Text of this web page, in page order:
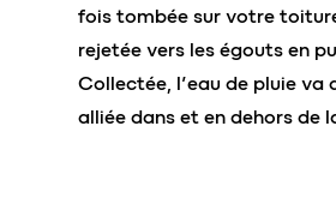
fois tombée sur votre
rejetée vers les égouts en
Collectée, l’eau de pluie va
alliée dans et en dehors de